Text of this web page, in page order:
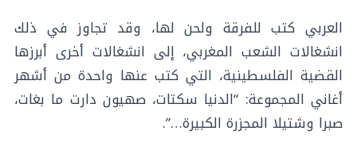
العربي كتب للفرقة ولحن لها، وقد تجاوز في ذلك
انشغالات الشعب المغربي، إلى انشغالات أخرى أبرزها
القضية الفلسطينية، التي كتب عنها واحدة من أشهر
أغاني المجموعة: “الدنيا سكتات، صهيون دارت ما بغات،
صبرا وشتيلا المجزرة الكبيرة…”.